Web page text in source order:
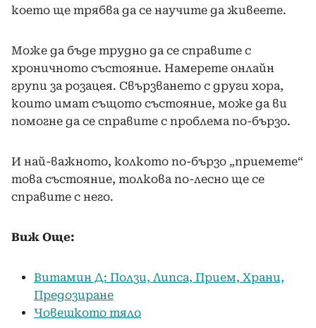
което ще трябва да се научите да живеете.
Може да бъде трудно да се справите с
хроничното състояние. Намерете онлайн
групи за розацея. Свързването с други хора,
които имат същото състояние, може да ви
помогне да се справите с проблема по-бързо.
И най-важното, колкото по-бързо „приемете“
това състояние, толкова по-лесно ще се
справите с него.
Виж Още:
Витамин Д: Ползи, Липса, Прием, Храни,
Предозиране
Човешкото тяло